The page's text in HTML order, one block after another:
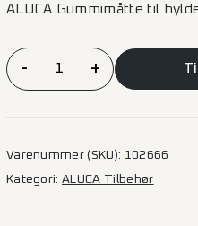
ALUCA Gummimåtte til
ALUCA
Gummimåtte
- +
Varenummer (SKU): 102666
Kategori:ALUCA Tilbehør